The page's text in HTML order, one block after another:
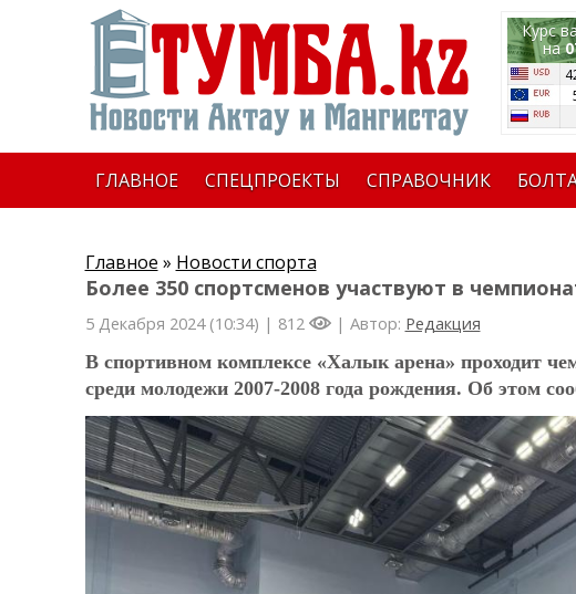
Курс
на
ГЛАВНОЕ СПЕЦПРОЕКТЫ СПРАВОЧНИК
Главное » Новости спорта
Более 350 спортсменов участвуют в
5 Декабря 2024 (10:34) | 812 | Автор: Редакция
В спортивном комплексе «Халык арена» проходит
среди молодежи 2007-2008 года рождения. Об этом